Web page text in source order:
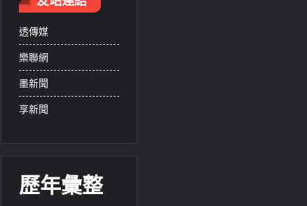
透傳媒
樂聯網
墨新聞
享新聞
歷年彙整